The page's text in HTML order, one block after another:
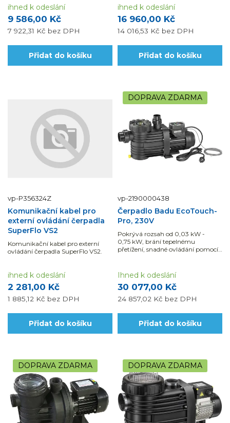
dodávky materiálu s DPH ve
snížené sazbě.
9 586,00 Kč
7 922,31 Kč bez DPH
ihned k odeslání
Přidat do košíku
bazény do objemu vody 80
m3.Využijte možnosti naší
montáže a dodávky...
16 960,00 Kč
14 016,53 Kč bez DPH
ihned k odeslání
Přidat do košíku
vp-P356324Z
Komunikační kabel pro
externí ovládání čerpadla
SuperFlo VS2
Komunikační kabel pro externí
ovládání čerpadla SuperFlo VS2.
2 281,00 Kč
1 885,12 Kč bez DPH
ihned k odeslání
Přidat do košíku
DOPRAVA ZDARMA
vp-2190000438
Čerpadlo Badu EcoTouch-
Pro, 230V
Pokrývá rozsah od 0,03 kW -
0,75 kW, brání tepelnému
přetížení, snadné ovládání pomocí
30 077,00 Kč
24 857,02 Kč bez DPH
Ihned k odeslání
Přidat do košíku
DOPRAVA ZDARMA DOPRAVA ZDARMA